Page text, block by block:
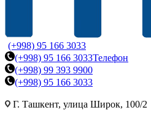
(+998) 95 166 3033
(+998) 95 166 3033Телефон
(+998) 99 393 9900
(+998) 95 166 3033
Г. Ташкент, улица Широк, 100/2